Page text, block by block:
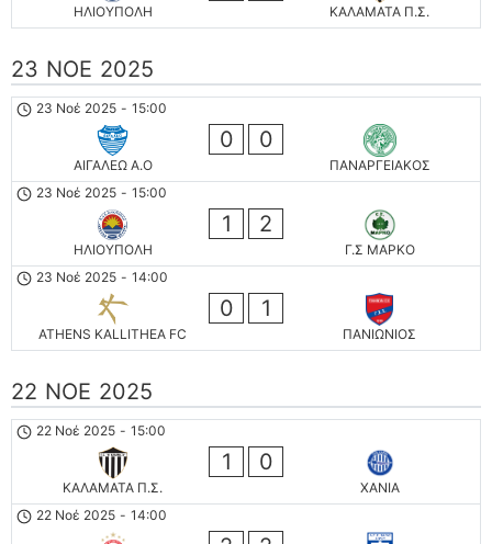
ΗΛΙΟΥΠΟΛΗ ΚΑΛΑΜΑΤΑ Π.Σ.
23 ΝΟΈ 2025
23 Νοέ 2025 - 15:00
ΑΙΓΑΛΕΩ A.O
0 0
ΠΑΝΑΡΓΕΙΑΚΟΣ
23 Νοέ 2025 - 15:00
ΗΛΙΟΥΠΟΛΗ
1 2
Γ.Σ ΜΑΡΚΟ
23 Νοέ 2025 - 14:00
ATHENS KALLITHEA FC
0 1
ΠΑΝΙΩΝΙΟΣ
22 ΝΟΈ 2025
22 Νοέ 2025 - 15:00
ΚΑΛΑΜΑΤΑ Π.Σ.
1 0
ΧΑΝΙΑ
22 Νοέ 2025 - 14:00